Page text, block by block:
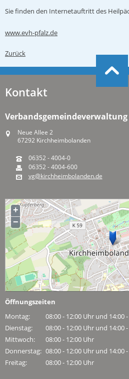
Sie finden den Internetauftritt des
www.evh-pfalz.de
Zurück
Kontakt
Verbandsgemeindeverwaltung
Neue Allee 2
67292 Kirchheimbolanden
06352 - 4004-0
06352 - 4004-600
vg@kirchheimbolanden.de
+
−
Öffnungszeiten
Montag:
08:00 - 12:00 Uhr und 14:00
Dienstag:
08:00 - 12:00 Uhr und 14:00
Mittwoch:
08:00 - 12:00 Uhr
Donnerstag: 08:00 - 12:00 Uhr und 14:00
Freitag:
08:00 - 12:00 Uhr